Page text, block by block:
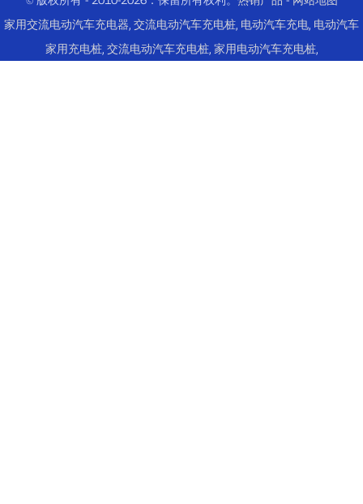
家用交流电动汽车充电器, 交流电动汽车充电桩, 电动汽车充电, 电动汽车
家用充电桩, 交流电动汽车充电桩, 家用电动汽车充电桩,